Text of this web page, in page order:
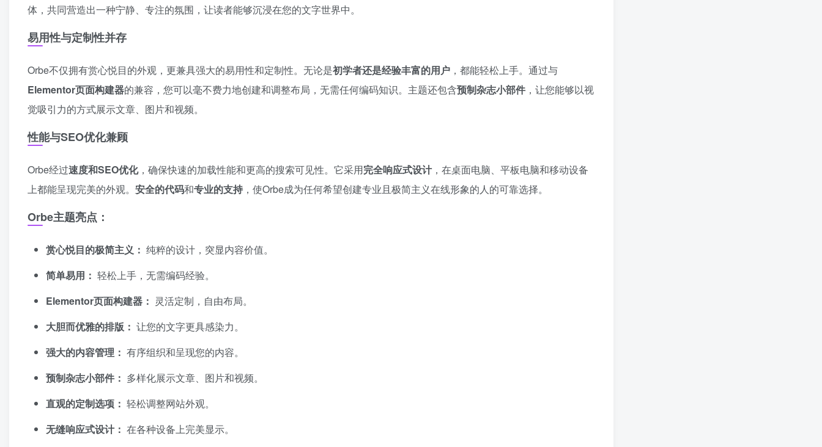
体，共同营造出一种宁静、专注的氛围，让读者能够沉浸在您的文字世界中。
易用性与定制性并存
Orbe不仅拥有赏心悦目的外观，更兼具强大的易用性和定制性。无论是初学者还是经验丰富的用户 ，都能轻松上手。通过与
Elementor页面构建器的兼容，您可以毫不费力地创建和调整布局，无需任何编码知识。主题还包含预制杂志小部件 ，让您能够以视
觉吸引力的方式展示文章、图片和视频。
性能与SEO优化兼顾
Orbe经过速度和SEO优化，确保快速的加载性能和更高的搜索可见性。它采用完全响应式设计，在桌面电脑、平板电脑和移动设备
上都能呈现完美的外观。 安全的代码和专业的支持 ，使Orbe成为任何希望创建专业且极简主义在线形象的人的可靠选择。
Orbe主题亮点：
赏心悦目的极简主义： 纯粹的设计，突显内容价值。
简单易用： 轻松上手，无需编码经验。
Elementor页面构建器： 灵活定制，自由布局。
大胆而优雅的排版： 让您的文字更具感染力。
强大的内容管理： 有序组织和呈现您的内容。
预制杂志小部件： 多样化展示文章、图片和视频。
直观的定制选项： 轻松调整网站外观。
无缝响应式设计： 在各种设备上完美显示。